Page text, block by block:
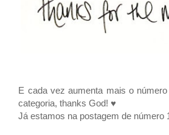
E cada vez aumenta mais o
categoria, thanks God! ♥
Já estamos na postagem de número